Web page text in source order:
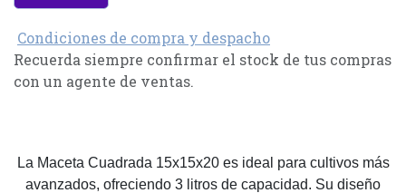
Condiciones de compra y despacho
Recuerda siempre confirmar el stock de tus compras
con un agente de ventas.
La Maceta Cuadrada 15x15x20 es ideal para cultivos más
avanzados, ofreciendo 3 litros de capacidad. Su diseño